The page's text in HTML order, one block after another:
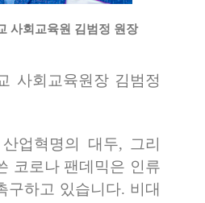
사회교육원 김범정 원장
사회교육원장 김범정
업혁명의 대두, 그리
코로나 팬데믹은 인류
구하고 있습니다. 비대